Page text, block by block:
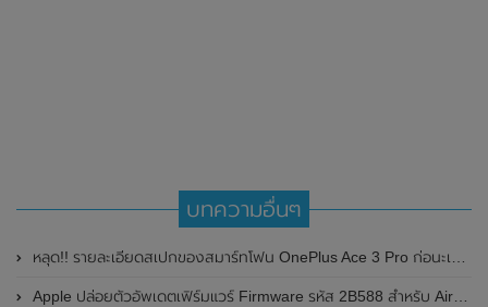
บทความอื่นๆ
หลุด!! รายละเอียดสเปกของสมาร์ทโฟน OnePlus Ace 3 Pro ก่อนะเปิดตัวในเร็วๆนี้
Apple ปล่อยตัวอัพเดตเฟิร์มแวร์ Firmware รหัส 2B588 สำหรับ AirPods Pro รุ่นใหม่